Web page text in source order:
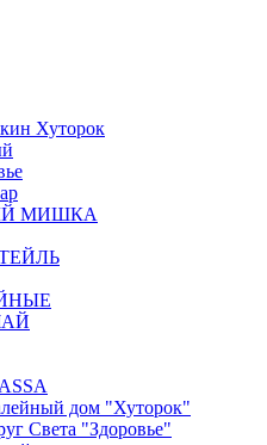
Хуторок
МИШКА
дом "Хуторок"
Света "Здоровье"